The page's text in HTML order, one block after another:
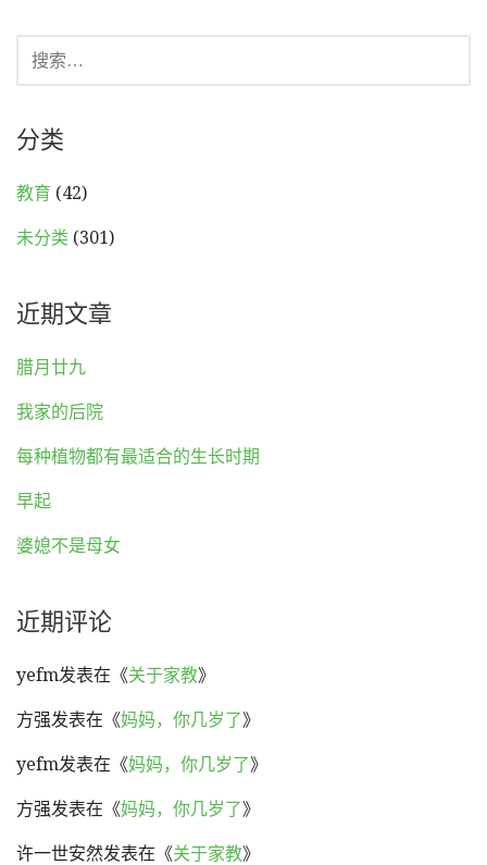
索：
分类
教育 (42)
未分类 (301)
近期文章
腊月廿九
我家的后院
每种植物都有最适合的生长时期
早起
婆媳不是母女
近期评论
yefm发表在《关于家教》
方强发表在《妈妈，你几岁了》
yefm发表在《妈妈，你几岁了》
方强发表在《妈妈，你几岁了》
许一世安然发表在《关于家教》